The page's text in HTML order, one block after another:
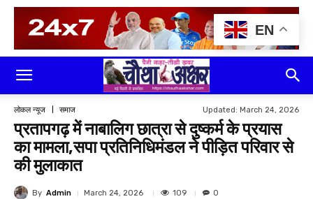
लोकल न्यूज समाज Updated: March 24, 2026
प्रतापगढ़ में नाबालिग छात्रा से दुष्कर्म के प्रयास
का मामला,सपा प्रतिनिधिमंडल ने पीड़ित परिवार से
की मुलाकात
By Admin March 24, 2026 109 0
EN